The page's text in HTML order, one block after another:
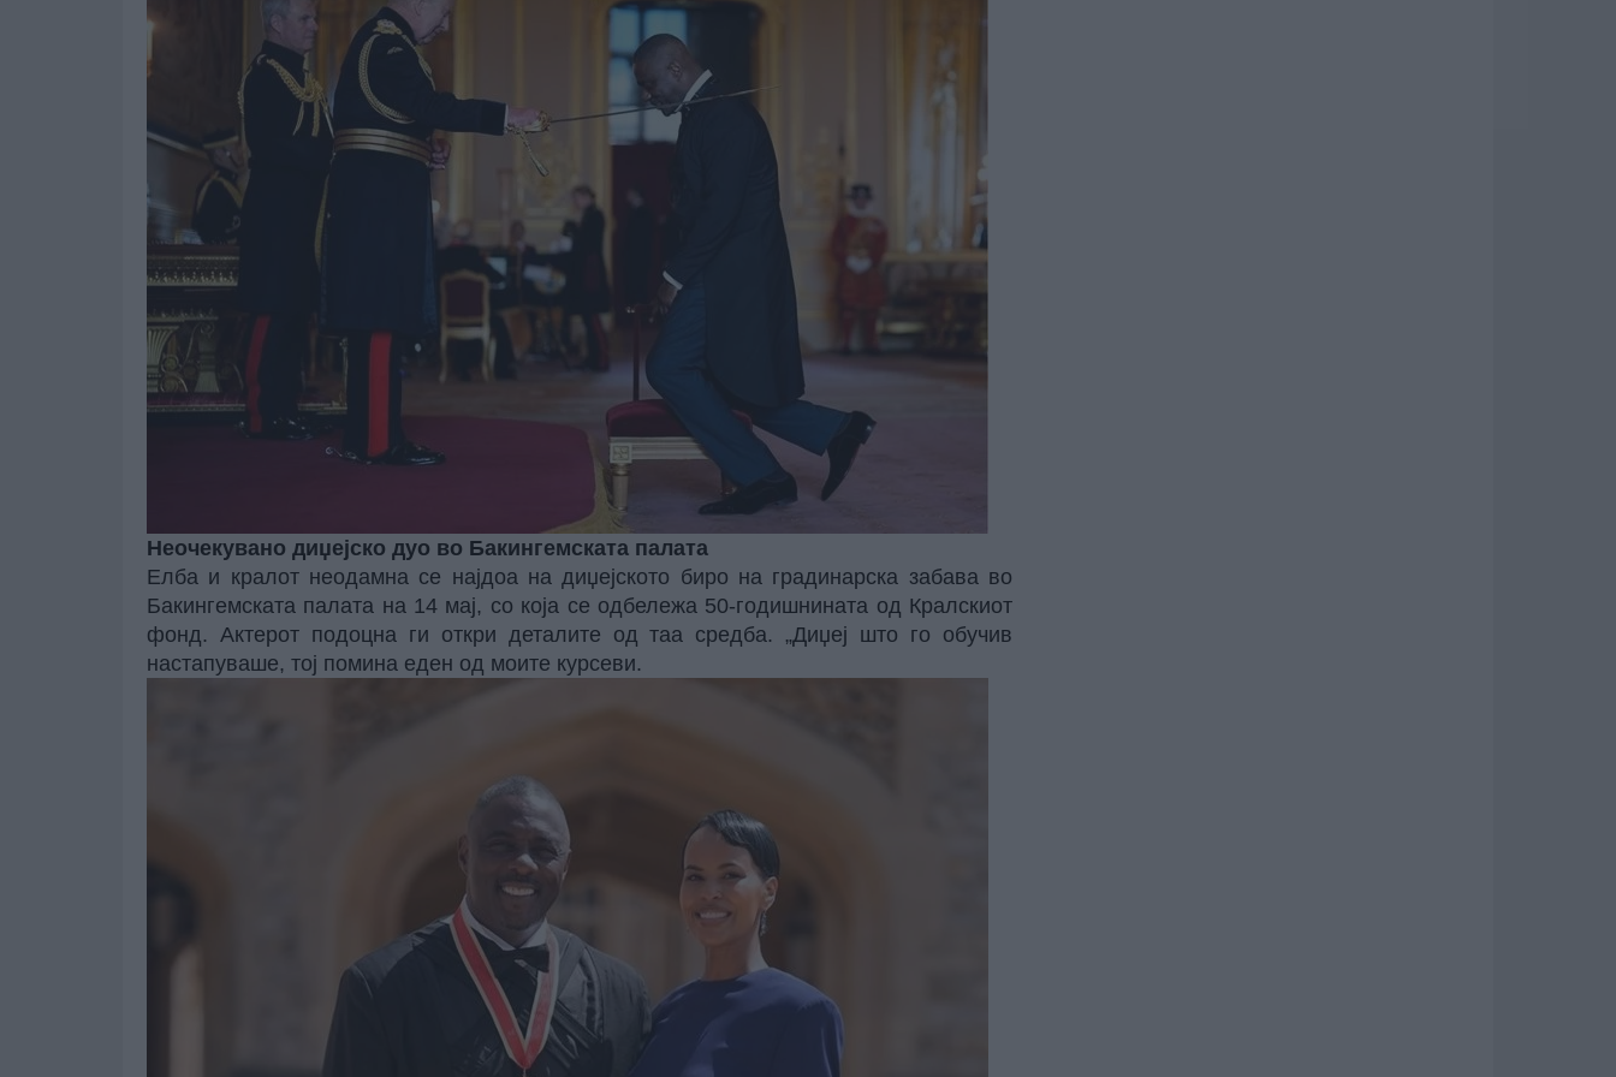
Неочекувано диџејско дуо во Бакингемската палата
Елба и кралот неодамна се најдоа на диџејското биро на градинарска забава во
Бакингемската палата на 14 мај, со која се одбележа 50-годишнината од Кралскиот
фонд. Актерот подоцна ги откри деталите од таа средба. „Диџеј што го обучив
настапуваше, тој помина еден од моите курсеви.